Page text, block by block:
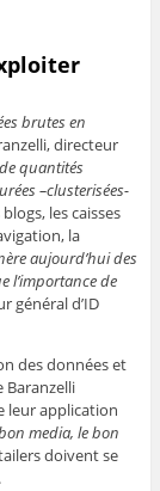
brutes en
directeur
quantités
–clusterisées-
les caisses
la
aujourd’hui des
l’importance de
général d’ID
des données et
Baranzelli
leur application
media, le bon
doivent se